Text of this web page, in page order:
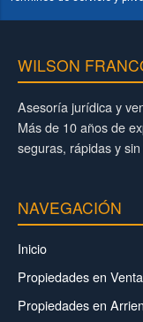
WILSON
Asesoría jurídica y
Más de 10 años de
seguras, rápidas y
NAVEGACIÓN
Inicio
Propiedades en Venta
Propiedades en